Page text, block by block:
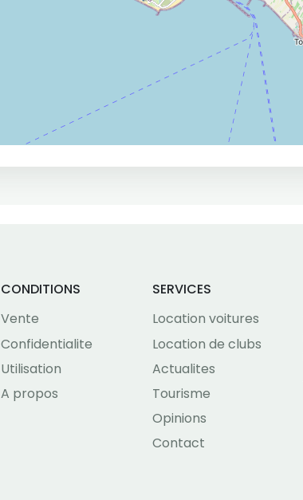
CONDITIONS
Vente
Confidentialite
Utilisation
A propos
SERVICES
Location voitures
Location de clubs
Actualites
Tourisme
Opinions
Contact